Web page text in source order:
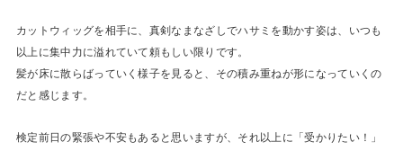
カットウィッグを相手に、真剣なまなざしでハサミを動かす姿は、いつも
以上に集中力に溢れていて頼もしい限りです。
髪が床に散らばっていく様子を見ると、その積み重ねが形になっていくの
だと感じます。
検定前日の緊張や不安もあると思いますが、それ以上に「受かりたい！」